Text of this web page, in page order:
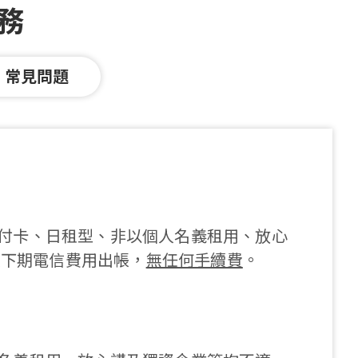
常見問題
卡、日租型、非以個人名義租用、放心
期電信費用出帳， 無任何手續費 。